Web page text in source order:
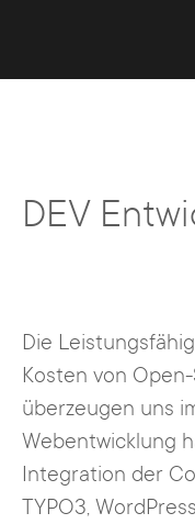
DEV
Die
Kosten von
überzeugen uns
Webentwicklung
Integration der
TYPO3,